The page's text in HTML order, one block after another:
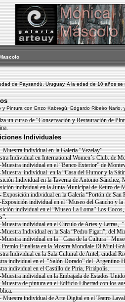
de Paysandú, Uruguay. A la edad de 10 años se
y Pintura con Enzo Kabregú, Edgardo Ribeiro Nario,
un curso de “Conservación y Restauración de
Individuales
Muestra individual en la Galería “Vezelay”.
Individual en International Women´s Club. de
Muestra individual en el “Banco Exterior” de
Muestra individual en la “Casa del Humor y la
Individual en la Taverna de Antonio Sánchez,
individual en la Junta Municipal de Retiro de
Exposición individual en la Galería “Portón de San
Exposición individual en el “Museo del Gaucho y la
individual en el “Museo La Loma” Los
Muestra individual en el Circulo de Artes y Letras,
Muestra Individual en la Sala “Pedro Figari”, del
Muestra individual en la " Casa de la Cultura "
Premio Finalista en la Mostra Mondiale Di Mini
Individual en la Sala Cultural de Antel, ciudad
individual en el "Salón Dorado” del Argentino
individual en el Castillo de Piria, Piriápolis.
Muestra individual en la Embajada de Estados
Muestra de pintura en el Edificio Libertad con los
Muestra individual de Arte Digital en el Teatro